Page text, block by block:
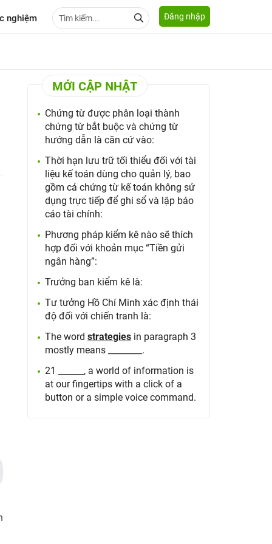
nghiệm Đăng nhập
MỚI CẬP NHẬT
Chứng từ được phân loại thành
chứng từ bắt buộc và chứng từ
hướng dẫn là căn cứ vào:
Thời hạn lưu trữ tối thiểu đối với tài
liệu kế toán dùng cho quản lý, bao
gồm cả chứng từ kế toán không sử
dụng trực tiếp để ghi sổ và lập báo
cáo tài chính:
Phương pháp kiểm kê nào sẽ thích
hợp đối với khoản mục “Tiền gửi
ngân hàng”:
Trưởng ban kiểm kê là:
Tư tưởng Hồ Chí Minh xác định thái
độ đối với chiến tranh là:
The wordstrategies in paragraph 3
mostly means ________.
21 ______, a world of information is
at our fingertips with a click of a
button or a simple voice command.